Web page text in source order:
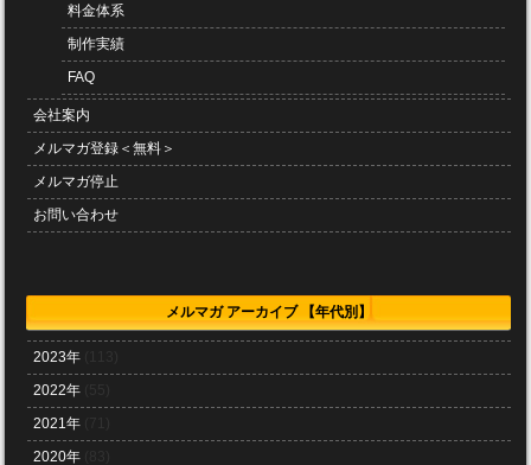
料金体系
制作実績
FAQ
会社案内
メルマガ登録＜無料＞
メルマガ停止
お問い合わせ
メルマガ アーカイブ 【年代別】
2023年
2022年
2021年
2020年